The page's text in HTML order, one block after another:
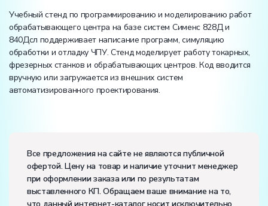
Учебный стенд по программированию и моделированию работ
обрабатывающего центра на базе систем Сименс 828Д и
840Дсл поддерживает написание программ, симуляцию
обработки и отладку ЧПУ. Стенд моделирует работу токарных,
фрезерных станков и обрабатывающих центров. Код вводится
вручную или загружается из внешних систем
автоматизированного проектирования.
Потребляемая мощность, В·А:300
Электропитание:
напряжение, В:220
частота, Гц:50
Все предложения на сайте не являются публичной
офертой. Цену на товар и наличие уточнит менеджер
при оформлении заказа или по результатам
выставленного КП. Обращаем ваше внимание на то,
что данный интернет-каталог носит исключительно